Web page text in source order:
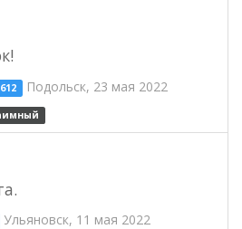
612 Подольск, 23 мая 2022
Ульяновск, 11 мая 2022